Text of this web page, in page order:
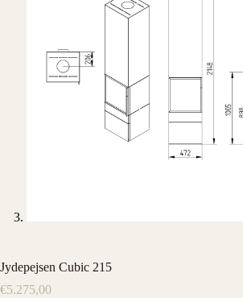
Jydepejsen Cubic 215
€5.275,00